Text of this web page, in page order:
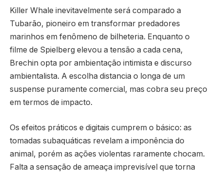
Killer Whale inevitavelmente será comparado a
Tubarão, pioneiro em transformar predadores
marinhos em fenômeno de bilheteria. Enquanto o
filme de Spielberg elevou a tensão a cada cena,
Brechin opta por ambientação intimista e discurso
ambientalista. A escolha distancia o longa de um
suspense puramente comercial, mas cobra seu preço
em termos de impacto.
Os efeitos práticos e digitais cumprem o básico: as
tomadas subaquáticas revelam a imponência do
animal, porém as ações violentas raramente chocam.
Falta a sensação de ameaça imprevisível que torna